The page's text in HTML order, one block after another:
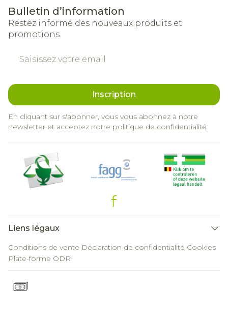
Bulletin d’information
Restez informé des nouveaux produits et
promotions
Inscription
En cliquant sur s'abonner, vous vous abonnez à notre
newsletter et acceptez notre politique de confidentialité.
Liens légaux
Conditions de vente Déclaration de confidentialité Cookies
Plate-forme ODR